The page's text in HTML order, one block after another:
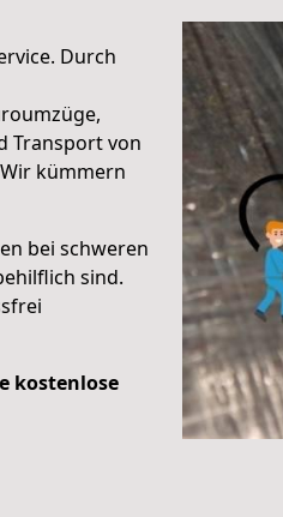
Durch
Transport von
kümmern
bei schweren
sind.
kostenlose